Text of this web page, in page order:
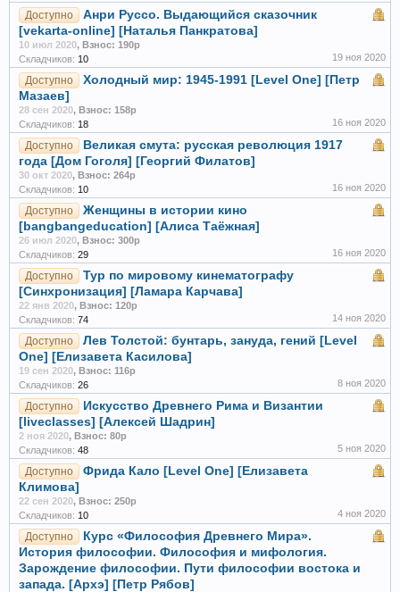
Доступно
Анри Руссо. Выдающийся сказочник
[vekarta-online] [Наталья Панкратова]
10 июл 2020, Взнос: 190р
Складчиков: 10 19 ноя 2020
Доступно
Холодный мир: 1945-1991 [Level One] [Петр
Мазаев]
28 сен 2020, Взнос: 158р
Складчиков: 18 16 ноя 2020
Доступно
Великая смута: русская революция 1917
года [Дом Гоголя] [Георгий Филатов]
30 окт 2020, Взнос: 264р
Складчиков: 10 16 ноя 2020
Доступно
Женщины в истории кино
[bangbangeducation] [Алиса Таёжная]
26 июл 2020, Взнос: 300р
Складчиков: 29 16 ноя 2020
Доступно
Тур по мировому кинематографу
[Синхронизация] [Ламара Карчава]
22 янв 2020, Взнос: 120р
Складчиков: 74 14 ноя 2020
Доступно
Лев Толстой: бунтарь, зануда, гений [Level
One] [Елизавета Касилова]
19 сен 2020, Взнос: 116р
Складчиков: 26 8 ноя 2020
Доступно
Искусство Древнего Рима и Византии
[liveclasses] [Алексей Шадрин]
2 ноя 2020, Взнос: 80р
Складчиков: 48 5 ноя 2020
Доступно
Фрида Кало [Level One] [Елизавета
Климова]
22 сен 2020, Взнос: 250р
Складчиков: 10 4 ноя 2020
Доступно
Курс «Философия Древнего Мира».
История философии. Философия и мифология.
Зарождение философии. Пути философии востока и
запада. [Архэ] [Петр Рябов]